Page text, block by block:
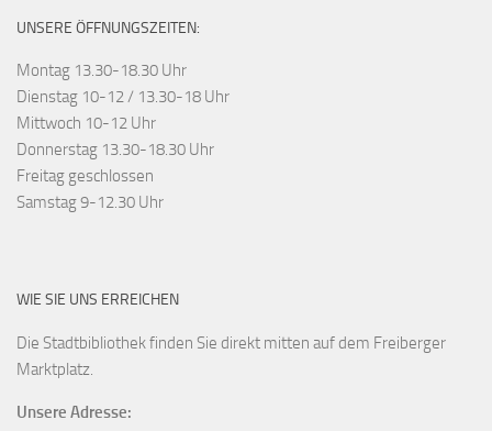
UNSERE ÖFFNUNGSZEITEN:
Montag 13.30-18.30 Uhr
Dienstag 10-12 / 13.30-18 Uhr
Mittwoch 10-12 Uhr
Donnerstag 13.30-18.30 Uhr
Freitag geschlossen
Samstag 9-12.30 Uhr
WIE SIE UNS ERREICHEN
Die Stadtbibliothek finden Sie direkt mitten auf dem Freiberger
Marktplatz.
Unsere Adresse: